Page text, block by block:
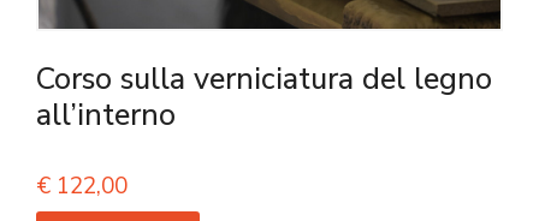
Corso sulla verniciatura del legno
all’interno
€ 122,00